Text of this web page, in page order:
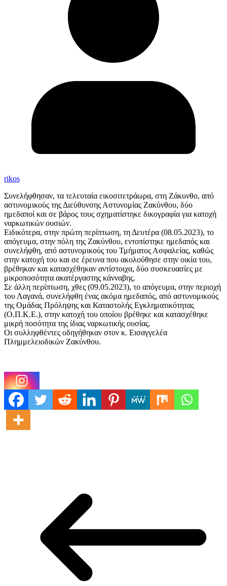
rikos
Συνελήφθησαν, τα τελευταία εικοσιτετράωρα, στη Ζάκυνθο, από
αστυνομικούς της Διεύθυνσης Αστυνομίας Ζακύνθου, δύο
ημεδαποί και σε βάρος τους σχηματίστηκε δικογραφία για κατοχή
ναρκωτικών ουσιών.
Ειδικότερα, στην πρώτη περίπτωση, τη Δευτέρα (08.05.2023), το
απόγευμα, στην πόλη της Ζακύνθου, εντοπίστηκε ημεδαπός και
συνελήφθη, από αστυνομικούς του Τμήματος Ασφαλείας, καθώς
στην κατοχή του και σε έρευνα που ακολούθησε στην οικία του,
βρέθηκαν και κατασχέθηκαν αντίστοιχα, δύο συσκευασίες με
μικροποσότητα ακατέργαστης κάνναβης.
Σε άλλη περίπτωση, χθες (09.05.2023), το απόγευμα, στην περιοχή
του Λαγανά, συνελήφθη ένας ακόμα ημεδαπός, από αστυνομικούς
της Ομάδας Πρόληψης και Καταστολής Εγκληματικότητας
(Ο.Π.Κ.Ε.), στην κατοχή του οποίου βρέθηκε και κατασχέθηκε
μικρή ποσότητα της ίδιας ναρκωτικής ουσίας.
Οι συλληφθέντες οδηγήθηκαν στον κ. Εισαγγελέα
Πλημμελειοδικών Ζακύνθου.